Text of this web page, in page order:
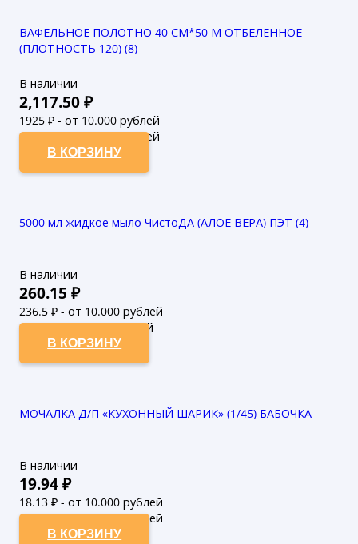
ВАФЕЛЬНОЕ ПОЛОТНО 40 СМ*50 М ОТБЕЛЕННОЕ
(ПЛОТНОСТЬ 120) (8)
В наличии
2,117.50₽
1925 ₽ - от 10.000 рублей
1750₽ - от 50.000 рублей
В КОРЗИНУ
5000 мл жидкое мыло ЧистоДА (АЛОЕ ВЕРА) ПЭТ (4)
В наличии
260.15 ₽
236.5 ₽ - от 10.000 рублей
215₽ - от 50.000 рублей
В КОРЗИНУ
МОЧАЛКА Д/П «КУХОННЫЙ ШАРИК» (1/45) БАБОЧКА
В наличии
19.94₽
18.13 ₽ - от 10.000 рублей
16.48₽ - от 50.000 рублей
В КОРЗИНУ